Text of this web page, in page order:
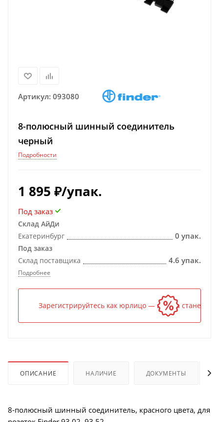
Артикул: 093080
8-полюсный шинный соединитель
черный
Подробности
1 895 ₽/упак.
Под заказ
Склад АйДи
Екатеринбург
0 упак.
Под заказ
Склад поставщика
4.6 упак.
Подробнее
Зарегистрируйтесь как юрлицо — и цена станет
ОПИСАНИЕ НАЛИЧИЕ ДОКУМЕНТЫ
8-полюсный шинный соединитель, красного цвета, для